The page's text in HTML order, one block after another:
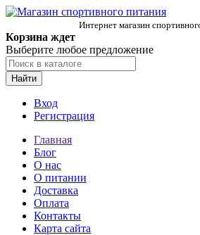
Интернет магазин
Корзина ждет
Выберите любое предложение
Найти
Вход
Регистрация
Главная
Блог
О нас
О питании
Доставка
Оплата
Контакты
Карта сайта